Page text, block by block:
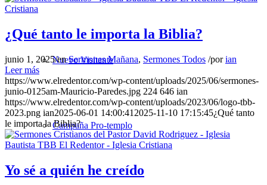
Nuevo Visitante
Campaña Pro-templo
¿Qué tanto le importa la Biblia?
junio 1, 2025/enSermones Mañana, Sermones Todos /porian
Leer más
https://www.elredentor.com/wp-content/uploads/2025/06/sermones-
junio-0125am-Mauricio-Paredes.jpg 224 646 ian
https://www.elredentor.com/wp-content/uploads/2023/06/logo-tbb-
2023.png ian2025-06-01 14:00:41 2025-11-10 17:15:45¿Qué tanto
le importa la Biblia?
Yo sé a quién he creído